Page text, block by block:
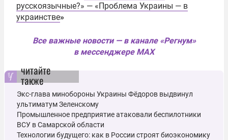
русскоязычные?» — «Проблема Украины — в
украинстве»
Все важные новости — в канале «Регнум»
в мессенджере MAX
читайте
также
Экс-глава минобороны Украины Фёдоров выдвинул
ультиматум Зеленскому
Промышленное предприятие атаковали беспилотники
ВСУ в Самарской области
Технологии будущего: как в России строят биоэкономику